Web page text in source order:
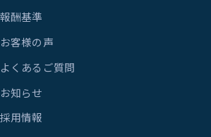
報酬基準
お客様の声
よくあるご質問
お知らせ
採用情報